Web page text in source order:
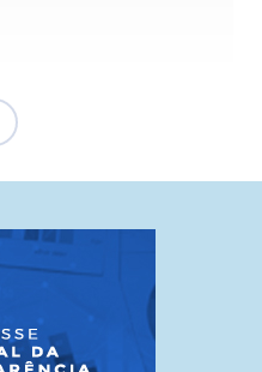
REVIVENDO A HISTORIA DE
7 de outubro de 2024
SESSÃO NA CÂMARA!!